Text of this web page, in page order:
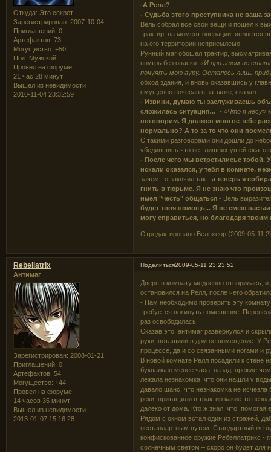
Откуда: Это секрет
Зарегистрирован: 2007-10-04
Приглашений: 0
Артефактов: 73
Могущество: +50
Пол: Мужской
Провел на форуме:
21 час 28 минут
Вышел из невидимости
2010-11-04 23:32:59
-А Релл?
- Судьба этого преступника не ваша
Вель собрал все свои вещи и пошел к
трактир, на момент операции, является
на его территории неприемлемо.
Рунный маг обошел трактир,
внутрь без опаски. «И при этом не
почуять мою ауру. Осталось лишь
обход здания, и вновь оказавшись у
смущенно почесав в затылке, сказал
- Извини, думаю ты заслуживаешь
сложилась ситуация… -«Что я несу»
поговорим. Я должен многое тебе
нормально? А то за то что они
С такими разговорами они дошли до
убедившись что нет лишних ушей сжато
- После чего мы встретилисьс
искали оказался, у тебя в комнате,
зачем-то закнчил так -а теперь я
гнить в тюрьме. Я не знаю что
имел "честь" общаться - Вель
будет твоя помощь... Я не смею
могу справиться, но благодаря
Отредактировано Вельхеор (2009-05-11
Поделиться2009-05-11 23:23:52
Rebellatrix
Антимаг
Зарегистрирован: 2008-01-21
Приглашений: 0
Артефактов: 54
Могущество: +44
Провел на форуме:
14 часов 35 минут
Вышел из невидимости
2013-01-07 15:16:28
Дверь в комнату медленно отворилась,
остановился на Релл, после чего
- Нам необходимо проверить эту
требуется покинуть помещение.
раз освободилась.
Сказав это, антимаг развернулся и
руки, потащили в другое помещение. У
процессе, да и со связанными ногами и
В новой комнате Релл посадили к стене
буквально менее часа назад, прежде
лежала незнакомка, что они нашли у
давало шанс, что незнакомка не
реки, притащили в трактир какие-то
далеко от дома. Кто ж знал, что, помогая
Рядом с окном встал один из стражей,
нестандартным путем. Стандартный же
конфискованное оружие Ребеллатрикс -
солнечным светом – скоро он будет для